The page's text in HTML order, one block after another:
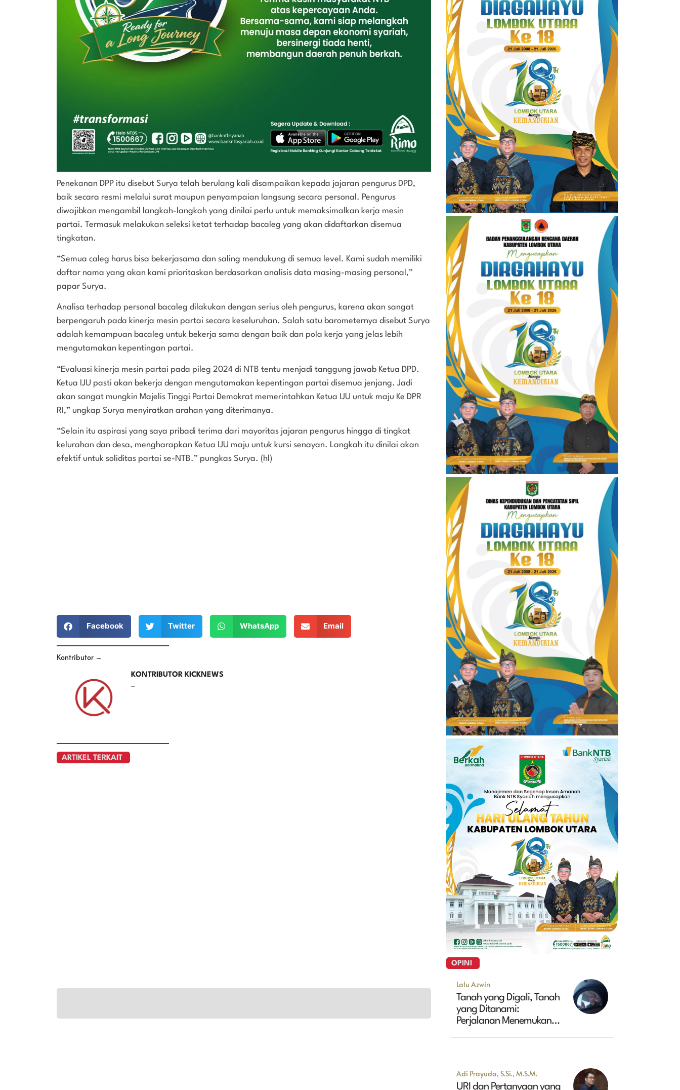
Penekanan DPP itu disebut Surya telah berulang kali disampaikan kepada jajaran pengurus DPD,
baik secara resmi melalui surat maupun penyampaian langsung secara personal. Pengurus
diwajibkan mengambil langkah-langkah yang dinilai perlu untuk memaksimalkan kerja mesin
partai. Termasuk melakukan seleksi ketat terhadap bacaleg yang akan didaftarkan disemua
tingkatan.
“Semua caleg harus bisa bekerjasama dan saling mendukung di semua level. Kami sudah memiliki
daftar nama yang akan kami prioritaskan berdasarkan analisis data masing-masing personal,”
papar Surya.
Analisa terhadap personal bacaleg dilakukan dengan serius oleh pengurus, karena akan sangat
berpengaruh pada kinerja mesin partai secara keseluruhan. Salah satu barometernya disebut Surya
adalah kemampuan bacaleg untuk bekerja sama dengan baik dan pola kerja yang jelas lebih
mengutamakan kepentingan partai.
“Evaluasi kinerja mesin partai pada pileg 2024 di NTB tentu menjadi tanggung jawab Ketua DPD.
Ketua IJU pasti akan bekerja dengan mengutamakan kepentingan partai disemua jenjang. Jadi
akan sangat mungkin Majelis Tinggi Partai Demokrat memerintahkan Ketua IJU untuk maju Ke DPR
RI,” ungkap Surya menyiratkan arahan yang diterimanya.
“Selain itu aspirasi yang saya pribadi terima dari mayoritas jajaran pengurus hingga di tingkat
kelurahan dan desa, mengharapkan Ketua IJU maju untuk kursi senayan. Langkah itu dinilai akan
efektif untuk soliditas partai se-NTB.” pungkas Surya. (hl)
Facebook Twitter WhatsApp Email
Kontributor →
KONTRIBUTOR KICKNEWS
–
ARTIKEL TERKAIT
OPINI
Lalu Azwin
Tanah yang Digali, Tanah
yang Ditanami:
Perjalanan Menemukan
Adi Prayuda, S.Si., M.S.M.
URI dan Pertanyaan yang